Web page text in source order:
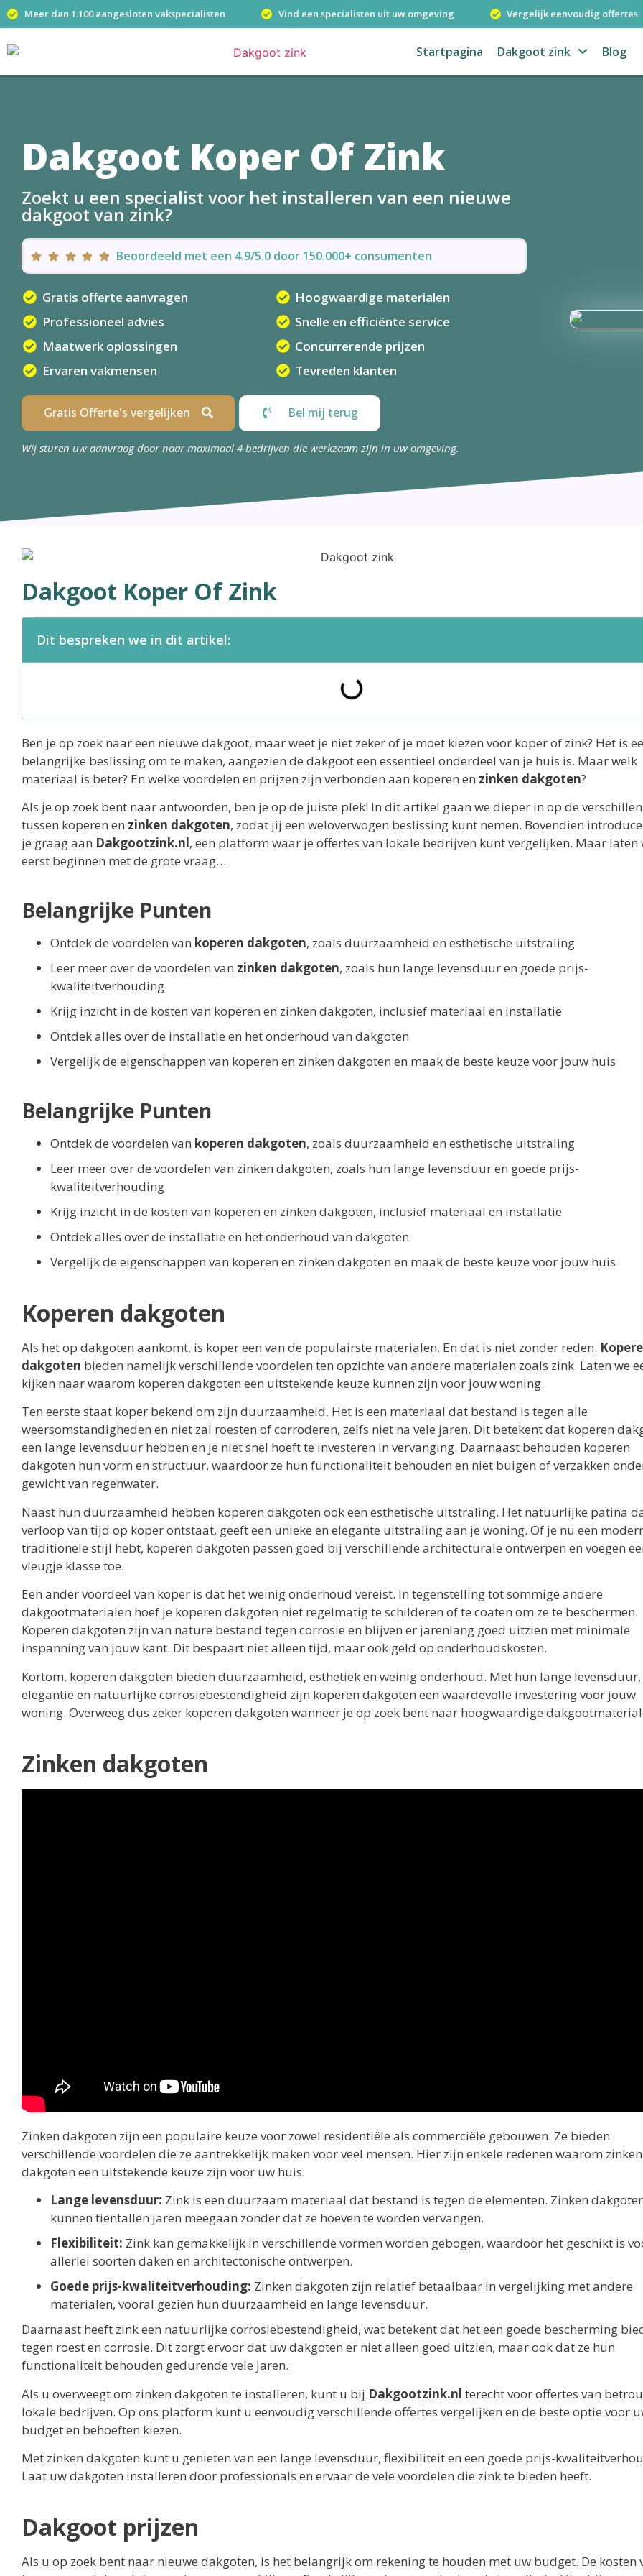
Meer dan 1.100 aangesloten vakspecialisten Vind een specialisten uit uw omgeving Vergelijk eenvoudig offertes
Startpagina Dakgoot zink Blog
Dakgoot Koper Of Zink
Zoekt u een specialist voor het installeren van een nieuwe
dakgoot van zink?
Beoordeeld met een 4.9/5.0 door 150.000+ consumenten
Gratis offerte aanvragen
Professioneel advies
Maatwerk oplossingen
Ervaren vakmensen
Hoogwaardige materialen
Snelle en efficiënte service
Concurrerende prijzen
Tevreden klanten
Gratis Offerte's vergelijken Bel mij terug
Wij sturen uw aanvraag door naar maximaal 4 bedrijven die werkzaam zijn in uw omgeving.
Dakgoot Koper Of Zink
Dit bespreken we in dit artikel:
Ben je op zoek naar een nieuwe dakgoot, maar weet je niet zeker of je moet kiezen voor koper of zink? Het is
belangrijke beslissing om te maken, aangezien de dakgoot een essentieel onderdeel van je huis is. Maar welk
materiaal is beter? En welke voordelen en prijzen zijn verbonden aan koperen en zinken dakgoten?
Als je op zoek bent naar antwoorden, ben je op de juiste plek! In dit artikel gaan we dieper in op de verschillen
tussen koperen en zinken dakgoten, zodat jij een weloverwogen beslissing kunt nemen. Bovendien
je graag aan Dakgootzink.nl, een platform waar je offertes van lokale bedrijven kunt vergelijken. Maar laten
eerst beginnen met de grote vraag…
Belangrijke Punten
Ontdek de voordelen van koperen dakgoten, zoals duurzaamheid en esthetische uitstraling
Leer meer over de voordelen van zinken dakgoten, zoals hun lange levensduur en goede prijs-
kwaliteitverhouding
Krijg inzicht in de kosten van koperen en zinken dakgoten, inclusief materiaal en installatie
Ontdek alles over de installatie en het onderhoud van dakgoten
Vergelijk de eigenschappen van koperen en zinken dakgoten en maak de beste keuze voor jouw huis
Belangrijke Punten
Ontdek de voordelen van koperen dakgoten, zoals duurzaamheid en esthetische uitstraling
Leer meer over de voordelen van zinken dakgoten, zoals hun lange levensduur en goede prijs-
kwaliteitverhouding
Krijg inzicht in de kosten van koperen en zinken dakgoten, inclusief materiaal en installatie
Ontdek alles over de installatie en het onderhoud van dakgoten
Vergelijk de eigenschappen van koperen en zinken dakgoten en maak de beste keuze voor jouw huis
Koperen dakgoten
Als het op dakgoten aankomt, is koper een van de populairste materialen. En dat is niet zonder reden.
dakgoten bieden namelijk verschillende voordelen ten opzichte van andere materialen zoals zink. Laten we
kijken naar waarom koperen dakgoten een uitstekende keuze kunnen zijn voor jouw woning.
Ten eerste staat koper bekend om zijn duurzaamheid. Het is een materiaal dat bestand is tegen alle
weersomstandigheden en niet zal roesten of corroderen, zelfs niet na vele jaren. Dit betekent dat koperen
een lange levensduur hebben en je niet snel hoeft te investeren in vervanging. Daarnaast behouden koperen
dakgoten hun vorm en structuur, waardoor ze hun functionaliteit behouden en niet buigen of verzakken
gewicht van regenwater.
Naast hun duurzaamheid hebben koperen dakgoten ook een esthetische uitstraling. Het natuurlijke patina
verloop van tijd op koper ontstaat, geeft een unieke en elegante uitstraling aan je woning. Of je nu een
traditionele stijl hebt, koperen dakgoten passen goed bij verschillende architecturale ontwerpen en voegen
vleugje klasse toe.
Een ander voordeel van koper is dat het weinig onderhoud vereist. In tegenstelling tot sommige andere
dakgootmaterialen hoef je koperen dakgoten niet regelmatig te schilderen of te coaten om ze te beschermen.
Koperen dakgoten zijn van nature bestand tegen corrosie en blijven er jarenlang goed uitzien met minimale
inspanning van jouw kant. Dit bespaart niet alleen tijd, maar ook geld op onderhoudskosten.
Kortom, koperen dakgoten bieden duurzaamheid, esthetiek en weinig onderhoud. Met hun lange levensduur,
elegantie en natuurlijke corrosiebestendigheid zijn koperen dakgoten een waardevolle investering voor jouw
woning. Overweeg dus zeker koperen dakgoten wanneer je op zoek bent naar hoogwaardige
Zinken dakgoten
Zinken dakgoten zijn een populaire keuze voor zowel residentiële als commerciële gebouwen. Ze bieden
verschillende voordelen die ze aantrekkelijk maken voor veel mensen. Hier zijn enkele redenen waarom zinken
dakgoten een uitstekende keuze zijn voor uw huis:
Lange levensduur: Zink is een duurzaam materiaal dat bestand is tegen de elementen. Zinken
kunnen tientallen jaren meegaan zonder dat ze hoeven te worden vervangen.
Flexibiliteit: Zink kan gemakkelijk in verschillende vormen worden gebogen, waardoor het geschikt is
allerlei soorten daken en architectonische ontwerpen.
Goede prijs-kwaliteitverhouding: Zinken dakgoten zijn relatief betaalbaar in vergelijking met andere
materialen, vooral gezien hun duurzaamheid en lange levensduur.
Daarnaast heeft zink een natuurlijke corrosiebestendigheid, wat betekent dat het een goede bescherming
tegen roest en corrosie. Dit zorgt ervoor dat uw dakgoten er niet alleen goed uitzien, maar ook dat ze hun
functionaliteit behouden gedurende vele jaren.
Als u overweegt om zinken dakgoten te installeren, kunt u bij Dakgootzink.nl terecht voor offertes van
lokale bedrijven. Op ons platform kunt u eenvoudig verschillende offertes vergelijken en de beste optie voor
budget en behoeften kiezen.
Met zinken dakgoten kunt u genieten van een lange levensduur, flexibiliteit en een goede prijs-
Laat uw dakgoten installeren door professionals en ervaar de vele voordelen die zink te bieden heeft.
Dakgoot prijzen
Als u op zoek bent naar nieuwe dakgoten, is het belangrijk om rekening te houden met uw budget. De kosten